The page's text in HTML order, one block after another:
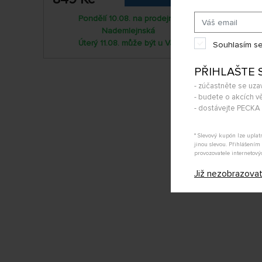
Souhlasím
PŘIHLAŠTE
- zúčastněte se
- budete o akcích
- dostávejte PECKA
* Slevový kupón lze
jinou slevou.
provozovatele
Již nezobrazovat
Pondělí 10.08. na prodejně
Nademlejnská
Úterý 11.08. může být u Vás